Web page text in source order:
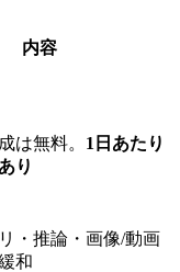
内容
は無料。 1日あたり
り
・推論・画像/動画
和